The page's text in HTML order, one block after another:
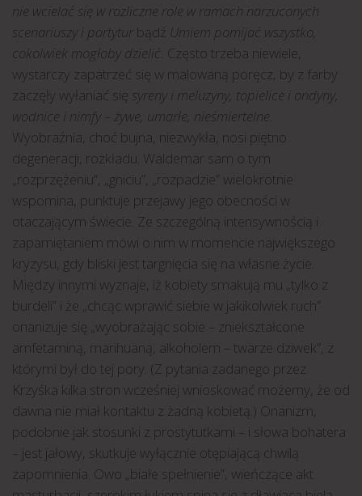
nie wcielać się w rozliczne role w ramach narzuconych
scenariuszy i partytur bądź Umiem pomijać wszystko,
cokolwiek mogłoby dzielić. Często trzeba niewiele,
wystarczy zapatrzeć się w malowaną poręcz, by z farby
zaczęły wyłaniać się syreny i meluzyny, topielice i ondyny,
wodnice i nimfy – żywe, umarłe, nieśmiertelne.
Wyobraźnia, choć bujna, niezwykła, nosi piętno
degeneracji, rozkładu. Waldemar sam o tym
„rozprzężeniu”, „gniciu”, „rozpadzie” wielokrotnie
wspomina, punktuje przejawy jego obecności w
otaczającym świecie. Ze szczególną intensywnością i
zapamiętaniem mówi o nim w momencie największego
kryzysu, gdy bliski jest targnięcia się na własne życie.
Między innymi wyznaje, iż kobiety smakują mu „tylko z
burdeli” i że „chcąc wprawić siebie w jakikolwiek ruch”
onanizuje się „wyobrażając sobie – zniekształcone
amfetaminą, marihuaną, alkoholem – twarze dziwek”, z
którymi był do tej pory. (Z pytania zadanego przez
Krzyśka kilka stron wcześniej wnioskować możemy, że od
dawna nie miał kontaktu z żadną kobietą.) Onanizm,
podobnie jak stosunki z prostytutkami – i słowa bohatera
– jest jałowy, skutkuje wyłącznie otępiającą chwilą
zapomnienia. Owo „białe spełnienie”, wieńczące akt